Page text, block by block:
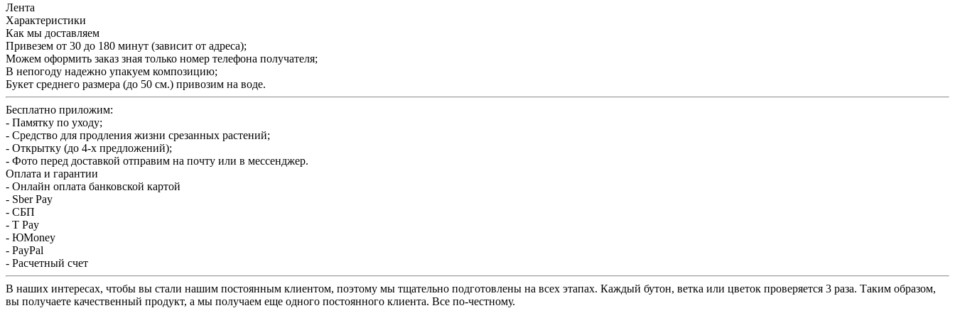
Лента
Характеристики
Как мы доставляем
Привезем от 30 до 180 минут (зависит от адреса);
Можем оформить заказ зная только номер телефона получателя;
В непогоду надежно упакуем композицию;
Букет среднего размера (до 50 см.) привозим на воде.
Бесплатно приложим:
- Памятку по уходу;
- Средство для продления жизни срезанных растений;
- Открытку (до 4-х предложений);
- Фото перед доставкой отправим на почту или в мессенджер.
Оплата и гарантии
- Онлайн оплата банковской картой
- Sber Pay
- СБП
- T Pay
- ЮMoney
- PayPal
- Расчетный счет
В наших интересах, чтобы вы стали нашим постоянным клиентом, поэтому мы тщательно подготовлены на всех этапах. Каждый бутон, ветка или цветок проверяется 3 раза. Таким образом,
вы получаете качественный продукт, а мы получаем еще одного постоянного клиента. Все по-честному.